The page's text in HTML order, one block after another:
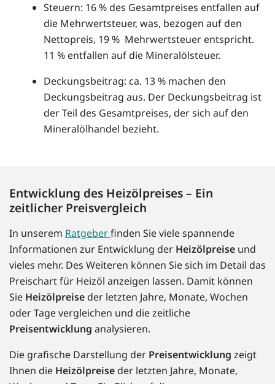
Steuern: 16 % des Gesamtpreises entfallen auf
die Mehrwertsteuer, was, bezogen auf den
Nettopreis, 19 % Mehrwertsteuer entspricht.
11 % entfallen auf die Mineralölsteuer.
Deckungsbeitrag: ca. 13 % machen den
Deckungsbeitrag aus. Der Deckungsbeitrag ist
der Teil des Gesamtpreises, der sich auf den
Mineralölhandel bezieht.
Entwicklung des Heizölpreises – Ein
zeitlicher Preisvergleich
In unserem Ratgeberfinden Sie viele spannende
Informationen zur Entwicklung der Heizölpreise und
vieles mehr. Des Weiteren können Sie sich im Detail das
Preischart für Heizöl anzeigen lassen. Damit können
Sie Heizölpreise der letzten Jahre, Monate, Wochen
oder Tage vergleichen und die zeitliche
Preisentwicklung analysieren.
Die grafische Darstellung der Preisentwicklung zeigt
Ihnen die Heizölpreise der letzten Jahre, Monate,